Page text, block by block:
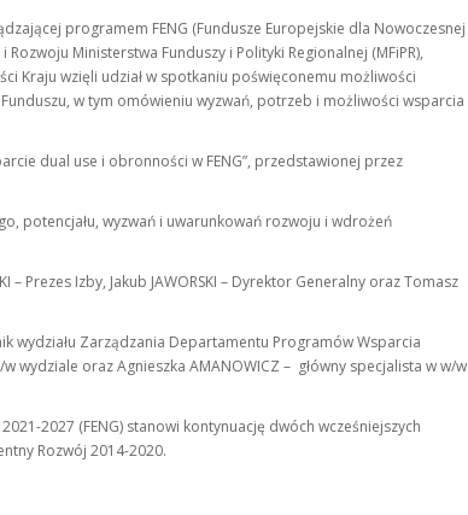
programem FENG (Fundusze Europejskie dla Nowoczesnej
Ministerstwa Funduszy i Polityki Regionalnej (MFiPR),
Kraju wzięli udział w spotkaniu poświęconemu możliwości
w tym omówieniu wyzwań, potrzeb i możliwości wsparcia
dual use i obronności w FENG”, przedstawionej przez
potencjału, wyzwań i uwarunkowań rozwoju i wdrożeń
– Prezes Izby, Jakub JAWORSKI – Dyrektor Generalny oraz Tomasz
wydziału Zarządzania Departamentu Programów Wsparcia
wydziale oraz Agnieszka AMANOWICZ – główny specjalista w w/w
2027 (FENG) stanowi kontynuację dwóch wcześniejszych
Rozwój 2014-2020.